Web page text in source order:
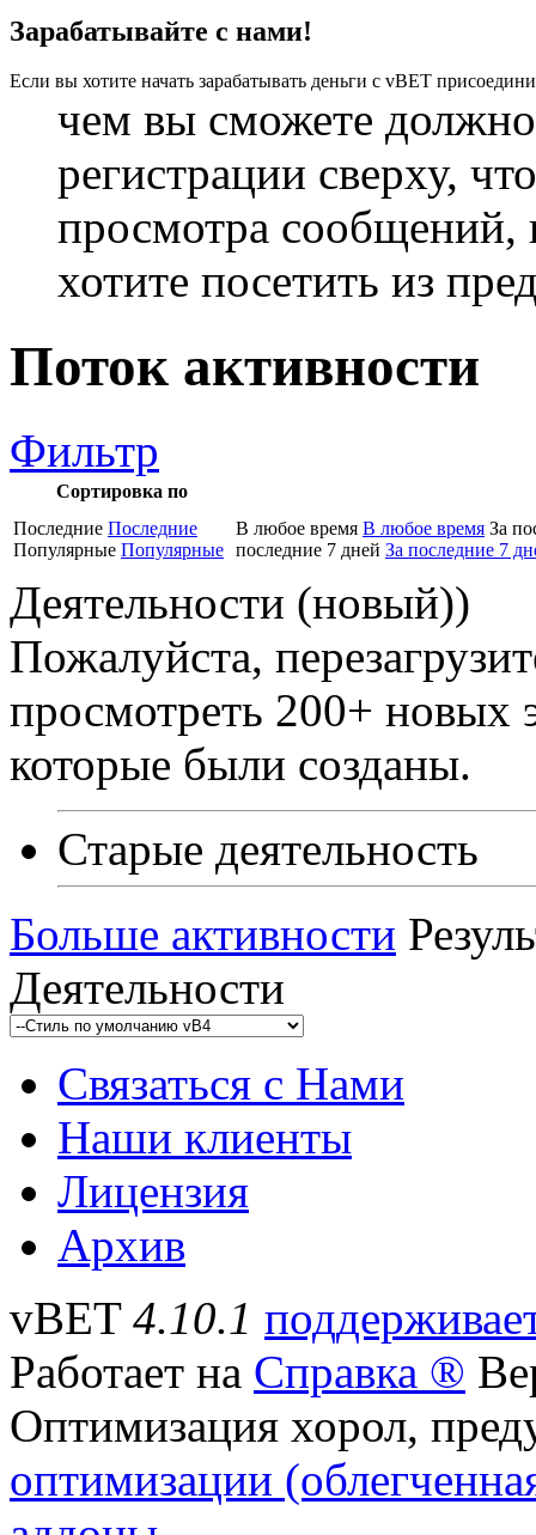
Зарабатывайте с нами!
Если вы хотите начать зарабатывать деньги с vBET
чем вы сможете
регистрации сверху,
просмотра
хотите посетить из
Поток активности
Фильтр
Сортировка по
Последние Последние
Популярные Популярные
В любое время В любое время За
последние 7 дней За последние 7
Деятельности (новый))
Пожалуйста,
просмотреть 200+ новых
которые были созданы.
Старые деятельность
Больше активности
Деятельности
Связаться с Нами
Наши клиенты
Лицензия
Архив
vBET 4.10.1
Работает на Справка ®
Оптимизация хорол,
оптимизации